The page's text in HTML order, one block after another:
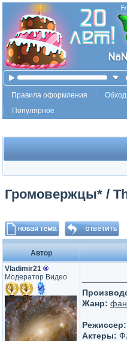
Правила оформления
Обход
Популярное
Громовержцы* /
Автор
Vladimir21 ®
Модератор Видео
Жанр:
Режиссер:
Актеры: